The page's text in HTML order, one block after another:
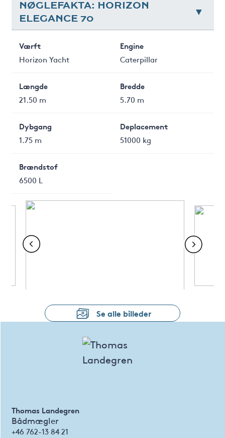
NØGLEFAKTA: HORIZON
ELEGANCE 70
Værft
Horizon Yacht
Engine
Caterpillar
Længde
21.50 m
Bredde
5.70 m
Dybgang
1.75 m
Deplacement
51000 kg
Brændstof
6500 L
Se alle billeder
Thomas Landegren
Bådmægler
+46 762-13 84 21